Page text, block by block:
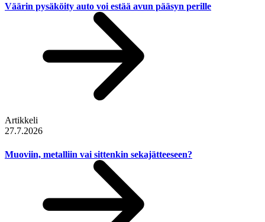
Väärin pysäköity auto voi estää avun pääsyn perille
Artikkeli
27.7.2026
Muoviin, metalliin vai sittenkin sekajätteeseen?